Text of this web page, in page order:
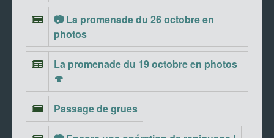
📷 La promenade du 26 octobre en
photos
La promenade du 19 octobre en photos
🍄
Passage de grues